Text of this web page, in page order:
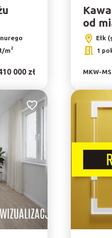
m2
000 zł
od
Ełk
1
MKW-
Dodaj do ulubionych